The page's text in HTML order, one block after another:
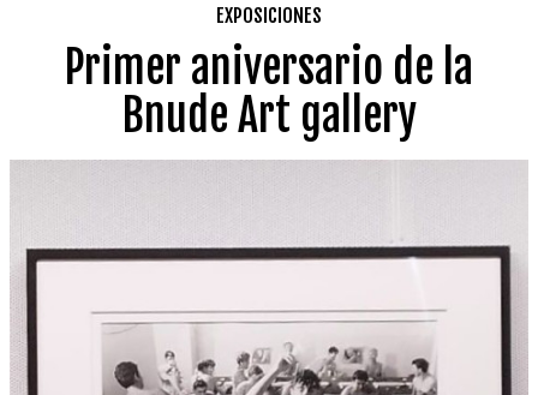
EXPOSICIONES
Primer aniversario de la
Bnude Art gallery